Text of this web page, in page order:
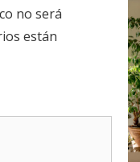
no será
están